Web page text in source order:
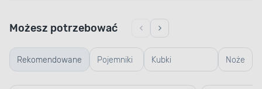
Rekomendowane Pojemniki
szklane
Kubki
termiczne i
Noże
Możesz potrzebować